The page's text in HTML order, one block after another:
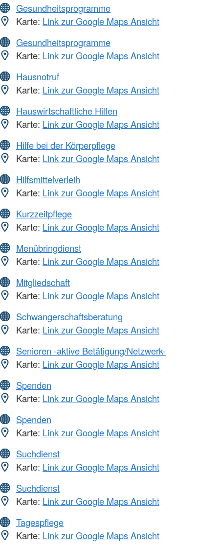
Gesundheitsprogramme
Karte: Link zur Google Maps Ansicht
Gesundheitsprogramme
Karte: Link zur Google Maps Ansicht
Hausnotruf
Karte: Link zur Google Maps Ansicht
Hauswirtschaftliche Hilfen
Karte: Link zur Google Maps Ansicht
Hilfe bei der Körperpflege
Karte: Link zur Google Maps Ansicht
Hilfsmittelverleih
Karte: Link zur Google Maps Ansicht
Kurzzeitpflege
Karte: Link zur Google Maps Ansicht
Menübringdienst
Karte: Link zur Google Maps Ansicht
Mitgliedschaft
Karte: Link zur Google Maps Ansicht
Schwangerschaftsberatung
Karte: Link zur Google Maps Ansicht
Senioren -aktive Betätigung/Netzwerk-
Karte: Link zur Google Maps Ansicht
Spenden
Karte: Link zur Google Maps Ansicht
Spenden
Karte: Link zur Google Maps Ansicht
Suchdienst
Karte: Link zur Google Maps Ansicht
Suchdienst
Karte: Link zur Google Maps Ansicht
Tagespflege
Karte: Link zur Google Maps Ansicht